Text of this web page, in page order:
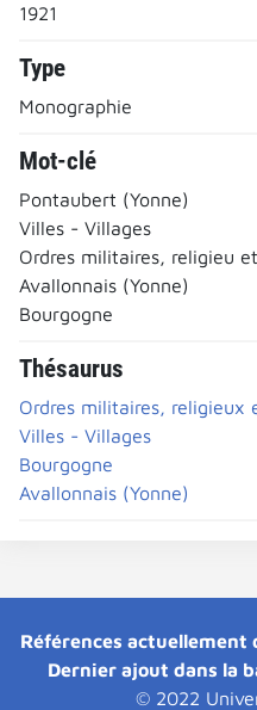
1921
Type
Monographie
Mot-clé
Pontaubert (Yonne)
Villes - Villages
Ordres militaires, religieu
Avallonnais (Yonne)
Bourgogne
Thésaurus
Ordres militaires, religieux
Villes - Villages
Bourgogne
Avallonnais (Yonne)
Références actuellement
Dernier ajout dans la
© 2022